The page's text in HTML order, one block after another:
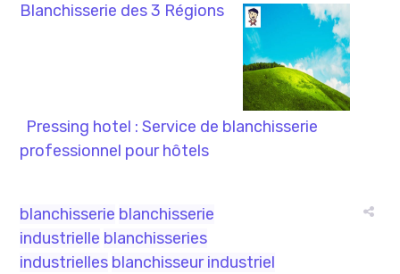
Blanchisserie des 3 Régions
Pressing hotel : Service de blanchisserie
professionnel pour hôtels
blanchisserie blanchisserie
industrielle blanchisseries
industrielles blanchisseur industriel